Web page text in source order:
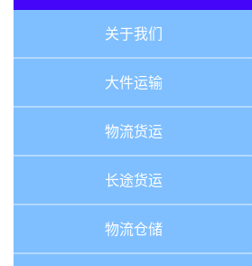
关于我们
大件运输
物流货运
长途货运
物流仓储